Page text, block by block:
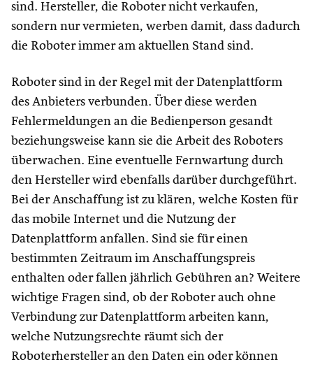
sind. Hersteller, die Roboter nicht verkaufen,
sondern nur vermieten, werben damit, dass dadurch
die Roboter immer am aktuellen Stand sind.
Roboter sind in der Regel mit der Datenplattform
des Anbieters verbunden. Über diese werden
Fehlermeldungen an die Bedienperson gesandt
beziehungsweise kann sie die Arbeit des Roboters
überwachen. Eine eventuelle Fernwartung durch
den Hersteller wird ebenfalls darüber durchgeführt.
Bei der Anschaffung ist zu klären, welche Kosten für
das mobile Internet und die Nutzung der
Datenplattform anfallen. Sind sie für einen
bestimmten Zeitraum im Anschaffungspreis
enthalten oder fallen jährlich Gebühren an? Weitere
wichtige Fragen sind, ob der Roboter auch ohne
Verbindung zur Datenplattform arbeiten kann,
welche Nutzungsrechte räumt sich der
Roboterhersteller an den Daten ein oder können